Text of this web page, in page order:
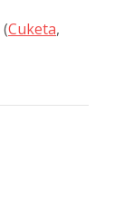
(Cuketa,